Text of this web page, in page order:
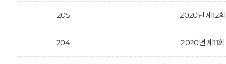
205 2020년 제12회
204 2020년 제11회